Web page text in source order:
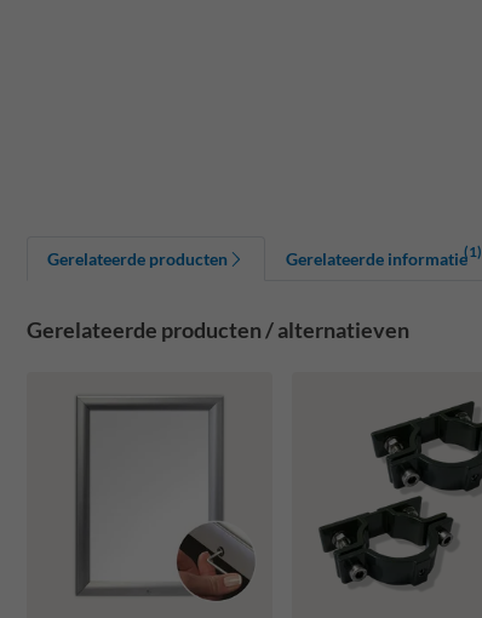
Gerelateerde producten Gerelateerde informatie(1)
Gerelateerde producten / alternatieven